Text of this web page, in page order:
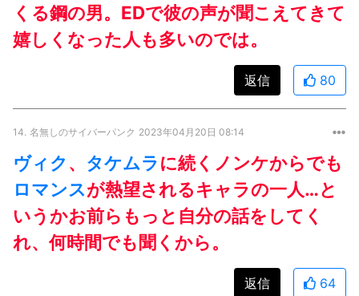
くる鋼の男。EDで彼の声が聞こえてきて
嬉しくなった人も多いのでは。
返信 80
14. 名無しのサイバーパンク 2023年04月20日 08:14
ヴィク 、 タケムラに続くノンケからでも
ロマンスが熱望されるキャラの一人…と
いうかお前らもっと自分の話をしてく
れ、何時間でも聞くから。
返信 64